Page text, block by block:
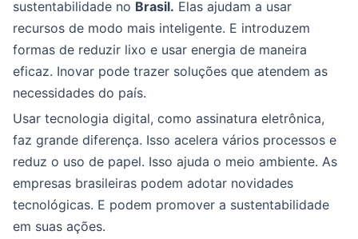
sustentabilidade no Brasil. Elas ajudam a usar
recursos de modo mais inteligente. E introduzem
formas de reduzir lixo e usar energia de maneira
eficaz. Inovar pode trazer soluções que atendem as
necessidades do país.
Usar tecnologia digital, como assinatura eletrônica,
faz grande diferença. Isso acelera vários processos e
reduz o uso de papel. Isso ajuda o meio ambiente. As
empresas brasileiras podem adotar novidades
tecnológicas. E podem promover a sustentabilidade
em suas ações.